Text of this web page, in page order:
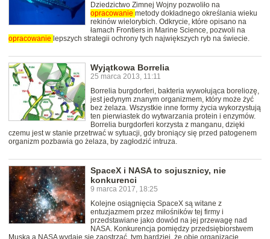
Dziedzictwo Zimnej Wojny pozwoliło na
opracowanie metody dokładnego określania wieku
rekinów wielorybich. Odkrycie, które opisano na
łamach Frontiers in Marine Science, pozwoli na
opracowanie lepszych strategii ochrony tych największych ryb na świecie.
Wyjątkowa Borrelia
25 marca 2013, 11:11
Borrelia burgdorferi, bakteria wywołująca boreliozę,
jest jedynym znanym organizmem, który może żyć
bez żelaza. Wszystkie inne formy życia wykorzystują
ten pierwiastek do wytwarzania protein i enzymów.
Borrelia burgdorferi korzysta z manganu, dzięki
czemu jest w stanie przetrwać w sytuacji, gdy broniący się przed patogenem
organizm pozbawia go żelaza, by zagłodzić intruza.
SpaceX i NASA to sojusznicy, nie
konkurenci
9 marca 2017, 18:25
Kolejne osiągnięcia SpaceX są witane z
entuzjazmem przez miłośników tej firmy i
przedstawiane jako dowód na jej przewagę nad
NASA. Konkurencja pomiędzy przedsiębiorstwem